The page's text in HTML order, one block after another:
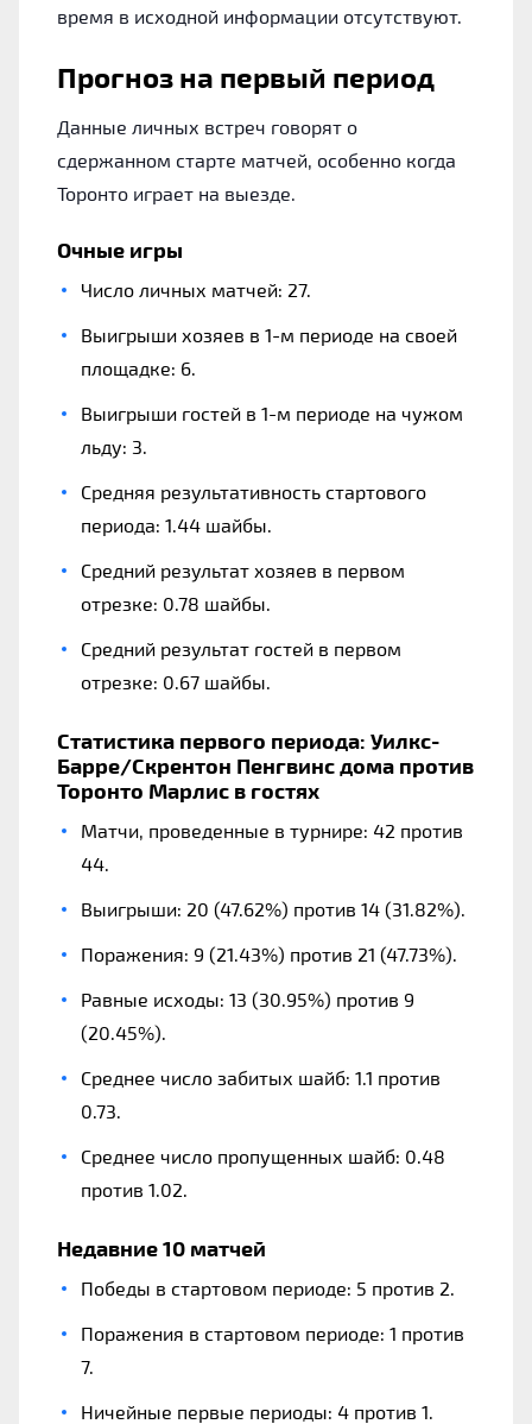
время в исходной информации отсутствуют.
Прогноз на первый период
Данные личных встреч говорят о
сдержанном старте матчей, особенно когда
Торонто играет на выезде.
Очные игры
Число личных матчей: 27.
Выигрыши хозяев в 1-м периоде на своей
площадке: 6.
Выигрыши гостей в 1-м периоде на чужом
льду: 3.
Средняя результативность стартового
периода: 1.44 шайбы.
Средний результат хозяев в первом
отрезке: 0.78 шайбы.
Средний результат гостей в первом
отрезке: 0.67 шайбы.
Статистика первого периода: Уилкс-
Барре/Скрентон Пенгвинс дома против
Торонто Марлис в гостях
Матчи, проведенные в турнире: 42 против
44.
Выигрыши: 20 (47.62%) против 14 (31.82%).
Поражения: 9 (21.43%) против 21 (47.73%).
Равные исходы: 13 (30.95%) против 9
(20.45%).
Среднее число забитых шайб: 1.1 против
0.73.
Среднее число пропущенных шайб: 0.48
против 1.02.
Недавние 10 матчей
Победы в стартовом периоде: 5 против 2.
Поражения в стартовом периоде: 1 против
7.
Ничейные первые периоды: 4 против 1.